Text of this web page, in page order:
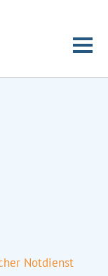
Notdienst